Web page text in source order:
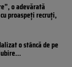
o adevărată
proaspeți recruți,
o stâncă de pe